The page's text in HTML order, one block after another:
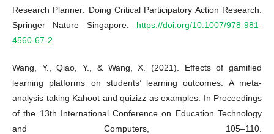
Research Planner: Doing Critical Participatory Action Research.
Springer Nature Singapore. https://doi.org/10.1007/978-981-
4560-67-2
Wang, Y., Qiao, Y., & Wang, X. (2021). Effects of gamified
learning platforms on students’ learning outcomes: A meta-
analysis taking Kahoot and quizizz as examples. In Proceedings
of the 13th International Conference on Education Technology
and Computers, 105–110.